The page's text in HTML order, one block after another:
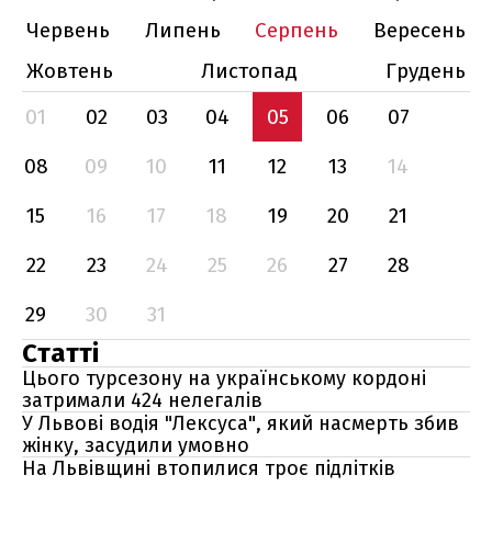
Червень
Липень Серпень
Вересень
Жовтень
Листопад
Грудень
01
02 03 04 05 06
07
08
09 10 11 12 13
14
15
16 17 18 19 20
21
22
23 24 25 26 27
28
29
30 31
Статті
Цього турсезону на українському кордоні
затримали 424 нелегалів
У Львові водія "Лексуса", який насмерть збив
жінку, засудили умовно
На Львівщині втопилися троє підлітків